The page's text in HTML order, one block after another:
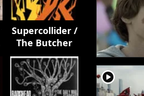
Supercollider /
The Butcher
player2